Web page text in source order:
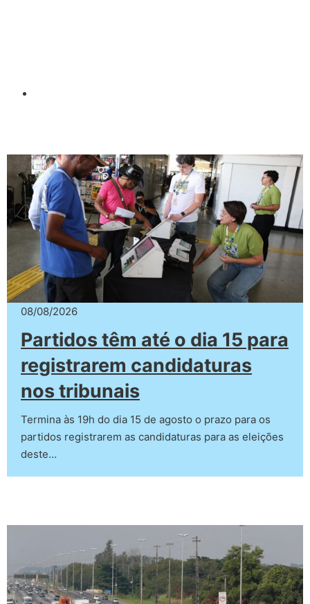
08/08/2026
Partidos têm até o dia 15 para
registrarem candidaturas
nos tribunais
Termina às 19h do dia 15 de agosto o prazo para os
partidos registrarem as candidaturas para as eleições
deste…